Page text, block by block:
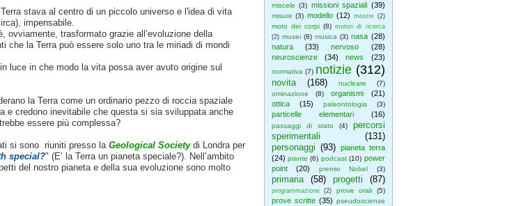
miscele (3) missioni spaziali (39)
misure (3) modello (12) mostre (2)
moto dei corpi (8) motori di ricerca
(2) musei (8) musica (3) nasa (28)
natura
(33) nervoso
(28)
neuroscienze
(34) news (23)
normativa (7) notizie (312)
novita (168) nucleare
(7)
ominazione
(8) organismi
(21)
ottica
(15) paleontologia (3)
particelle elementari (16)
passaggi di stato (4)
percorsi
sperimentali
(131)
personaggi (93)
pianeta terra
(24) piante (6) podcast (10) power
point
(20) premio Nobel (3)
primaria (58) progetti (87)
programmazione (2) prove orali (5)
prove scritte (35) pseudoscienze
stava al centro di un piccolo universo e l'idea di vita
impensabile.
ovviamente, trasformato grazie all’evoluzione della
che la Terra può essere solo uno tra le miriadi di mondi
luce in che modo la vita possa aver avuto origine sul
la Terra come un ordinario pezzo di roccia spaziale
e credono inevitabile che questa si sia sviluppata anche
essere più complessa?
si sono riuniti presso la Geological Societydi Londra per
special?" (E’ la Terra un pianeta speciale?). Nell’ambito
del nostro pianeta e della sua evoluzione sono molto